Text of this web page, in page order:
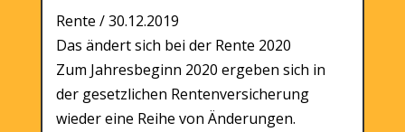
Rente / 30.12.2019
Das ändert sich bei der Rente 2020
Zum Jahresbeginn 2020 ergeben sich in
der gesetzlichen Rentenversicherung
wieder eine Reihe von Änderungen.